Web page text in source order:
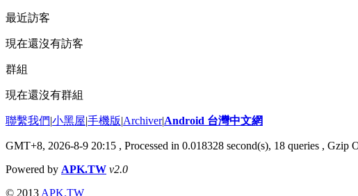
最近訪客
現在還沒有訪客
群組
現在還沒有群組
聯繫我們|小黑屋|手機版|Archiver|Android 台灣中文網
GMT+8, 2026-8-9 20:15 , Processed in 0.018328 second(s), 18 queries , Gzip
Powered by APK.TW v2.0
© 2013 APK.TW